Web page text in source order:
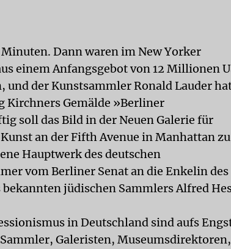
Dann waren im New Yorker
einem Anfangsgebot von 12 Millionen
der Kunstsammler Ronald Lauder
Kirchners Gemälde »Berliner
soll das Bild in der Neuen Galerie für
an der Fifth Avenue in Manhattan zu
Hauptwerk des deutschen
vom Berliner Senat an die Enkelin des
jüdischen Sammlers Alfred
in Deutschland sind aufs
Galeristen, Museumsdirektoren,